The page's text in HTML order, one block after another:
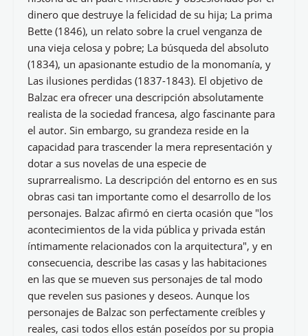
dinero que destruye la felicidad de su hija; La prima
Bette (1846), un relato sobre la cruel venganza de
una vieja celosa y pobre; La búsqueda del absoluto
(1834), un apasionante estudio de la monomanía, y
Las ilusiones perdidas (1837-1843). El objetivo de
Balzac era ofrecer una descripción absolutamente
realista de la sociedad francesa, algo fascinante para
el autor. Sin embargo, su grandeza reside en la
capacidad para trascender la mera representación y
dotar a sus novelas de una especie de
suprarrealismo. La descripción del entorno es en sus
obras casi tan importante como el desarrollo de los
personajes. Balzac afirmó en cierta ocasión que "los
acontecimientos de la vida pública y privada están
íntimamente relacionados con la arquitectura", y en
consecuencia, describe las casas y las habitaciones
en las que se mueven sus personajes de tal modo
que revelen sus pasiones y deseos. Aunque los
personajes de Balzac son perfectamente creíbles y
reales, casi todos ellos están poseídos por su propia